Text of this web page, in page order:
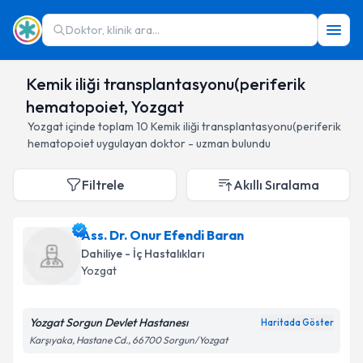
Doktor, klinik ara...
Kemik iliği transplantasyonu(periferik
hematopoiet, Yozgat
Yozgatiçinde toplam 10 Kemik iliği transplantasyonu(periferik
hematopoietuygulayan doktor - uzman bulundu
Filtrele Akıllı Sıralama
Ass. Dr. Onur Efendi Baran
Dahiliye - İç Hastalıkları
Yozgat
Yozgat Sorgun Devlet Hastanesı Haritada Göster
Karşıyaka, Hastane Cd., 66700 Sorgun/Yozgat